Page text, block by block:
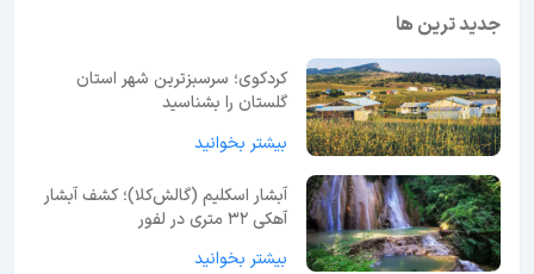
جدید ترین ها
کردکوی؛ سرسبزترین شهر استان
گلستان را بشناسید
بیشتر بخوانید
آبشار اسکلیم (گالش‌کلا)؛ کشف آبشار
آهکی ۳۲ متری در لفور
بیشتر بخوانید